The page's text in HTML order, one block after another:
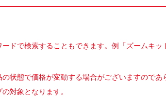
ドで検索することもできます。例「ズームキッ
状態で価格が変動する場合がございますのであ
対象となります。